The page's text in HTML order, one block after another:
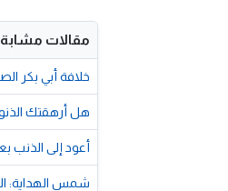
مقالات مشابة
خلافة أبي بكر
هل أرهقتك
أعود إلى الذنب
شمس الهداية: